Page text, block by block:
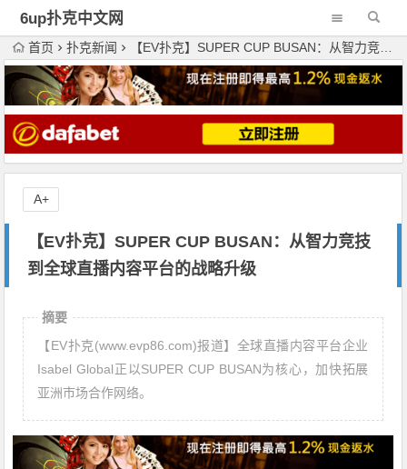
6up扑克中文网
首页 扑克新闻 【EV扑克】SUPER CUP BUSAN：从智力竞技到全球直播内容平台的战略升级
【EV扑克】SUPER CUP BUSAN：从智力竞技
到全球直播内容平台的战略升级
A+
摘要
【EV扑克(www.evp86.com)报道】全球直播内容平台企业
Isabel Global正以SUPER CUP BUSAN为核心，加快拓展
亚洲市场合作网络。